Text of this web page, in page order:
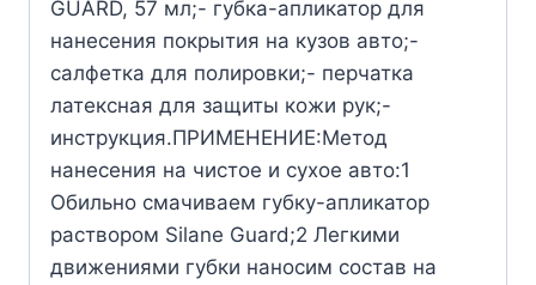
GUARD, 57 мл;- губка-апликатор для
нанесения покрытия на кузов авто;-
салфетка для полировки;- перчатка
латексная для защиты кожи рук;-
инструкция.ПРИМЕНЕНИЕ:Метод
нанесения на чистое и сухое авто:1
Обильно смачиваем губку-апликатор
раствором Silane Guard;2 Легкими
движениями губки наносим состав на